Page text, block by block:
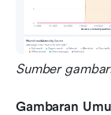
Sumber
Gambaran